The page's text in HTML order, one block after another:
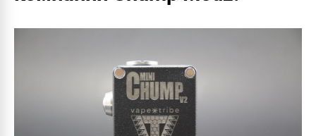
Отправить жалобу